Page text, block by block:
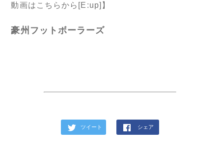
動画はこちらから[E:up]】
豪州フットボーラーズ
ツイート シェア